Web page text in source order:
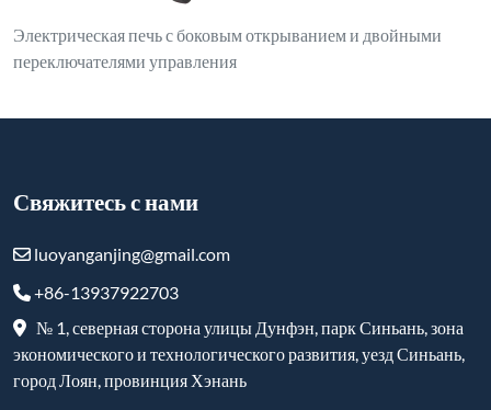
Электрическая печь с боковым открыванием и двойными
переключателями управления
Свяжитесь с нами
luoyanganjing@gmail.com
+86-13937922703
№ 1, северная сторона улицы Дунфэн, парк Синьань, зона
экономического и технологического развития, уезд Синьань,
город Лоян, провинция Хэнань